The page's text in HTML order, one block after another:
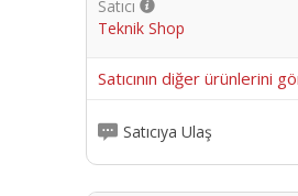
Satıcı
Teknik Shop
Satıcının diğer ürünlerini
Satıcıya Ulaş